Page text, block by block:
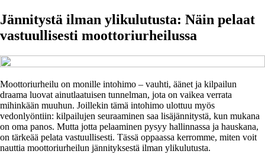
Jännitystä ilman ylikulutusta: Näin pelaat
vastuullisesti moottoriurheilussa
Moottoriurheilu on monille intohimo – vauhti, äänet ja kilpailun
draama luovat ainutlaatuisen tunnelman, jota on vaikea verrata
mihinkään muuhun. Joillekin tämä intohimo ulottuu myös
vedonlyöntiin: kilpailujen seuraaminen saa lisäjännitystä, kun mukana
on oma panos. Mutta jotta pelaaminen pysyy hallinnassa ja hauskana,
on tärkeää pelata vastuullisesti. Tässä oppaassa kerromme, miten voit
nauttia moottoriurheilun jännityksestä ilman ylikulutusta.